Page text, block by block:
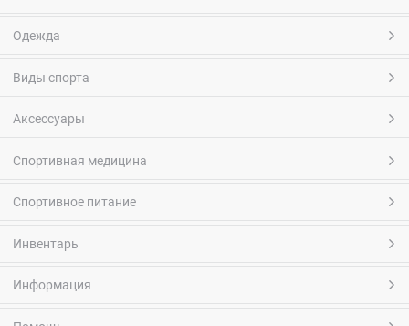
Одежда
Виды спорта
Аксессуары
Спортивная медицина
Спортивное питание
Инвентарь
Информация